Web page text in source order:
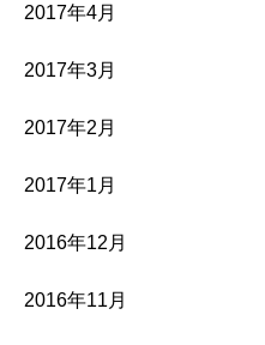
2017年4月
2017年3月
2017年2月
2017年1月
2016年12月
2016年11月